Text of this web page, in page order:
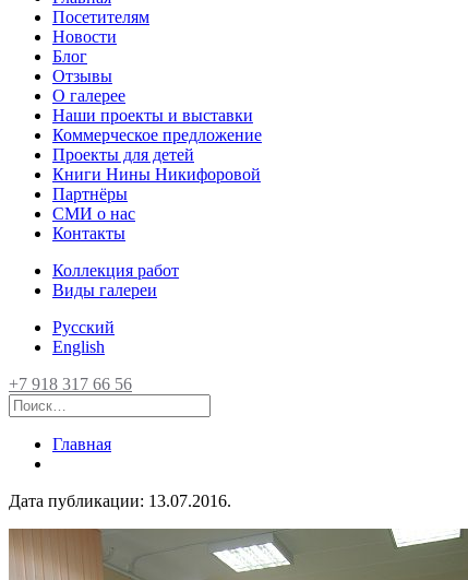
Посетителям
Новости
Блог
Отзывы
О галерее
Наши проекты и выставки
Коммерческое предложение
Проекты для детей
Книги Нины Никифоровой
Партнёры
СМИ о нас
Контакты
Коллекция работ
Виды галереи
Русский
English
+7 918 317 66 56
Главная
Дата публикации: 13.07.2016.